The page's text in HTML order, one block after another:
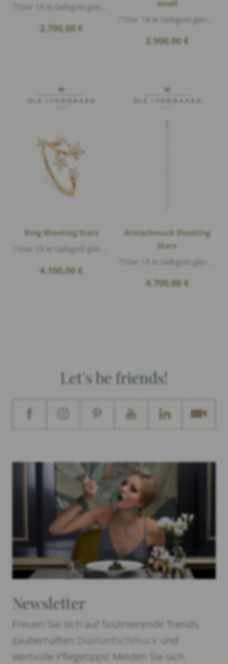
2.700,00 €
small
2.900,00 €
Ring Shooting Stars
4.100,00 €
Armschmuck Shooting
Stars
4.700,00 €
Let's be friends!
Newsletter
Freuen Sie sich auf faszinierende Trends,
zauberhaften
Diamantschmuck
und
wertvolle Pflegetipps! Melden Sie sich